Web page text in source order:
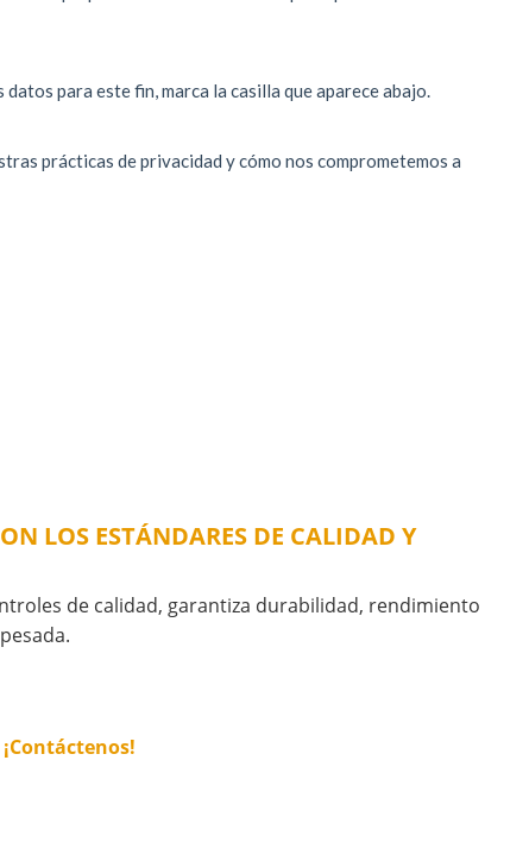
LOS ESTÁNDARES DE CALIDAD Y
de calidad, garantiza durabilidad, rendimiento
¡Contáctenos!